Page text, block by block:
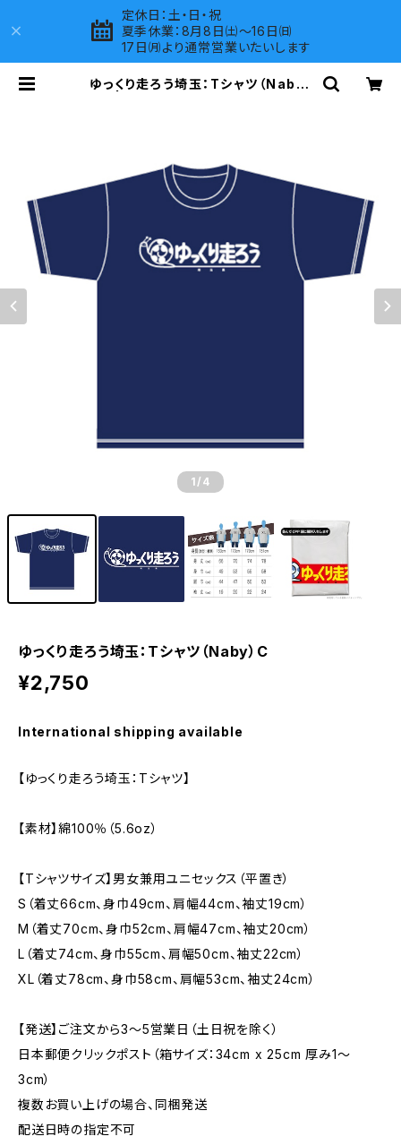
定休日：土・日・祝
夏季休業：8月8日㈯～16日㈰
17日㈪より通常営業いたいします
ゆっくり走ろう埼玉：Tシャツ（Naby）
1 /4
ゆっくり走ろう埼玉：Tシャツ（Naby）C
¥2,750
International shipping available
【ゆっくり走ろう埼玉：Tシャツ】
【素材】綿100％（5.6oz）
【Tシャツサイズ】男女兼用ユニセックス（平置き）
S（着丈66cm、身巾49cm、肩幅44cm、袖丈19cm）
M（着丈70cm、身巾52cm、肩幅47cm、袖丈20cm）
L（着丈74cm、身巾55cm、肩幅50cm、袖丈22cm）
XL（着丈78cm、身巾58cm、肩幅53cm、袖丈24cm）
【発送】ご注文から3〜5営業日（土日祝を除く）
日本郵便クリックポスト（箱サイズ：34cm x 25cm 厚み1〜
3cm）
複数お買い上げの場合、同梱発送
配送日時の指定不可